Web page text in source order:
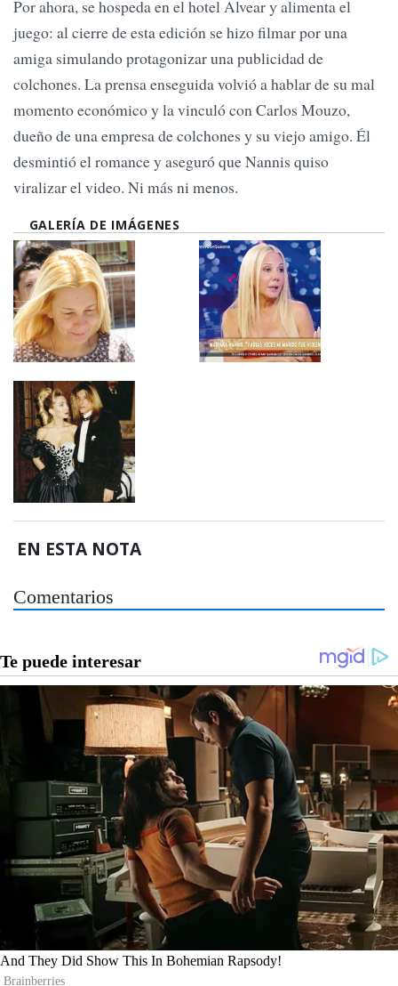
Por ahora, se hospeda en el hotel Alvear y alimenta el
juego: al cierre de esta edición se hizo filmar por una
amiga simulando protagonizar una publicidad de
colchones. La prensa enseguida volvió a hablar de su mal
momento económico y la vinculó con Carlos Mouzo,
dueño de una empresa de colchones y su viejo amigo. Él
desmintió el romance y aseguró que Nannis quiso
viralizar el video. Ni más ni menos.
GALERÍA DE IMÁGENES
EN ESTA NOTA
Comentarios